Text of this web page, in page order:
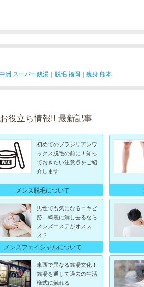
洲 スーパー銭湯 ｜ 脱毛 福岡 ｜ 痩身 熊本
役立ち情報!! 最新記事
初めてのブラジリアンワ
ックス脱毛の前に！知っ
ておきたい注意点をご紹
介します
メンズ脱毛について
男性でも気になるニキビ
跡…綺麗に消し去るなら
メンズエステがオスス
メ？
メンズフェイシャルについて
東西で異なる銭湯文化！
銭湯を通して過去の生活
様式に触れる